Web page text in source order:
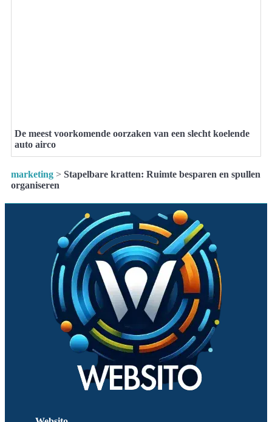
De meest voorkomende oorzaken van een slecht koelende
auto airco
marketing > Stapelbare kratten: Ruimte besparen en spullen
organiseren